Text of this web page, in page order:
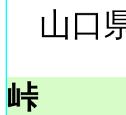
山口
峠